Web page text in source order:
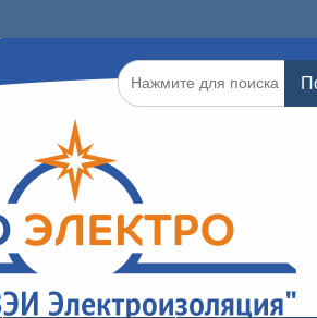
Поиск
по: